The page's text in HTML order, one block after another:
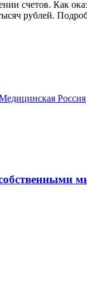
счетов. Как
рублей.
Россия